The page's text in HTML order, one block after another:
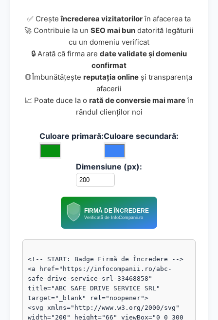
✅ Creșteîncrederea vizitatorilorîn afacerea ta
🚀 Contribuie la un SEO mai bun datorită legăturii
cu un domeniu verificat
🔒 Arată că firma are date validate și domeniu
confirmat
🌐 Îmbunătățește reputația online și transparența
afacerii
📈 Poate duce la o rată de conversie mai mareîn
rândul clienților noi
Culoare primară:Culoare secundară:
Dimensiune (px):
FIRMĂ DE ÎNCREDERE
Verificată de InfoCompanii.ro
<!-- START: Badge Firmă de Încredere -->
<a href="https://infocompanii.ro/abc-
safe-drive-service-srl-33468858"
title="ABC SAFE DRIVE SERVICE SRL"
target="_blank" rel="noopener">
<svg xmlns="http://www.w3.org/2000/svg"
width="200" height="66" viewBox="0 0 300